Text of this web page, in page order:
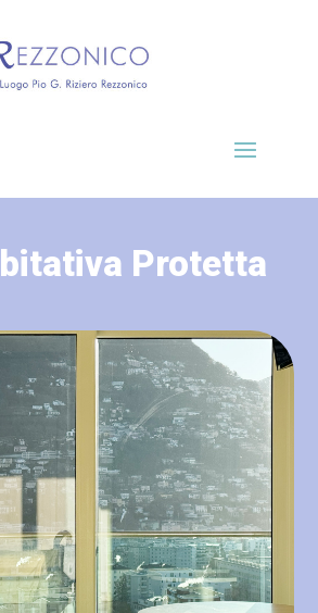
Protetta